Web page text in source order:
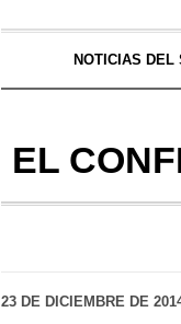
NOTICIAS DEL
EL
23 DE DICIEMBRE DE